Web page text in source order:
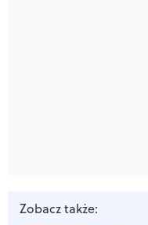
Zobacz także: